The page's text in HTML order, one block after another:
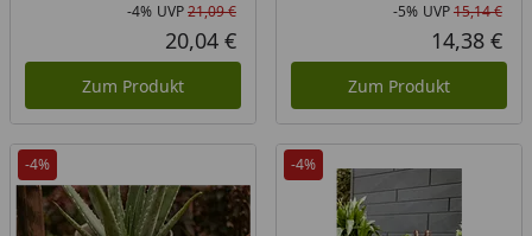
Rabatt in Prozent
-4%
Ursprünglicher Preis
UVP21,09 €
Aktueller Preis
20,04 €
Zum Produkt
-5% UVP15,14 €
14,38 €
Zum Produkt
-4% -4%